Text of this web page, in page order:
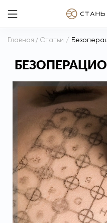
Главная / Статьи /